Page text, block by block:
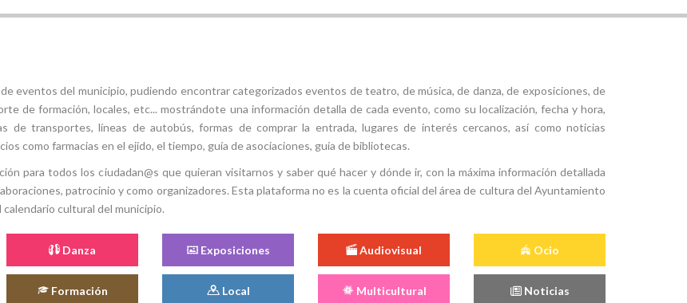
eventos del municipio, pudiendo encontrar categorizados eventos de teatro, de música, de danza, de exposiciones, de
de formación, locales, etc... mostrándote una información detalla de cada evento, como su localización, fecha y hora,
de transportes, líneas de autobús, formas de comprar la entrada, lugares de interés cercanos, así como noticias
como farmacias en el ejido, el tiempo, guía de asociaciones, guía de bibliotecas.
para todos los ciudadan@s que quieran visitarnos y saber qué hacer y dónde ir, con la máxima información detallada
patrocinio y como organizadores. Esta plataforma no es la cuenta oficial del área de cultura del Ayuntamiento
cultural del municipio.
Danza Exposiciones Audiovisual Ocio
Formación Local Multicultural Noticias